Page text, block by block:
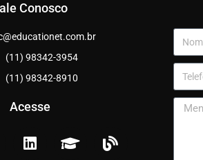
Conosco
(11) 98342-3954
(11) 98342-8910
Acesse